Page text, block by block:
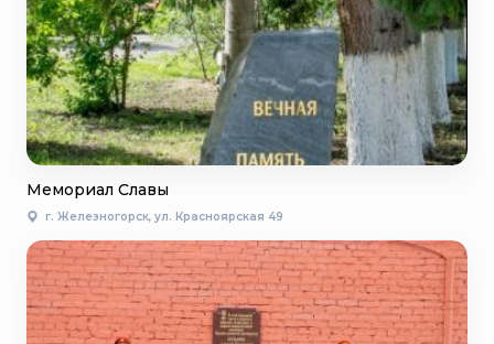
Мемориал Славы
г. Железногорск, ул. Красноярская 49